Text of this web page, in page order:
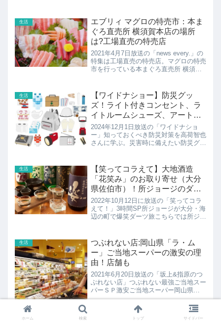
り目に気になる肌荒れやだるさ、花粉症
から春太りまで、...
生活
エブリィ マグロの特売市：本ま
ぐろ直売所 横須賀本店の場所
は?工場直売の特売店
2021年4月7日放送の「news every.」の
特集は工場直売の特売店。マグロの特売
市を行っている本まぐろ直売所 横須賀
生活
【ワイドナショー】防災グッ
ズ！ライト付きコンセント、ラ
イトルームシューズ、アートト
ワレ
2024年12月1日放送の「ワイドナショ
ー」知っておくべき防災対策を高荷智也
さんに学ぶ。災害時に備えたい防災グッ
シューズ、アートトワレ（簡易トイレ）
防災グッズの紹介です...
生活
【笑ってコラえて】大地酒造
「花笑み」のお取り寄せ（大分
県佐伯市）！所ジョージのダー
ツ旅
2022年10月12日に放送の「笑ってコラ
えて！」3時間SP所ジョージが大分・海
辺の町で爆笑ダーツ旅こちらでは所ジョ
生活
つぶれない店:岡山県「ラ・ム
ー」ご当地スーパーの激安の理
由！店舗も
2021年6月20日放送の「坂上&指原のつ
ぶれない店」つぶれない最強ご当地スー
パーＳＰ激安ご当地スーパー岡山県
「ラ・ムー」のお店の紹介！
ホーム 検索 トップ サイドバー